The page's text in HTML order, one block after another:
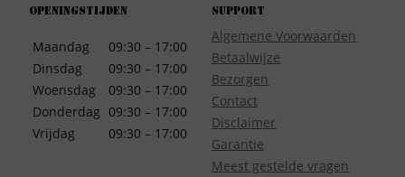
Openingstijden
Maandag
Dinsdag
Woensdag
Donderdag
Vrijdag
09:30 – 17:00
09:30 – 17:00
09:30 – 17:00
09:30 – 17:00
09:30 – 17:00
Support
Algemene Voorwaarden
Betaalwijze
Bezorgen
Contact
Disclaimer
Garantie
Meest gestelde vragen